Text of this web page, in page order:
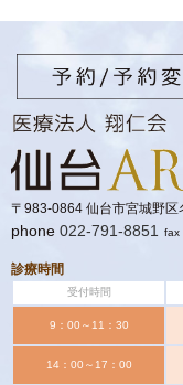
〒983-0864 仙台市宮城野区
phone 022-791-8851 fax
診療時間
受付時間
9：00～11：30
14：00～17：00